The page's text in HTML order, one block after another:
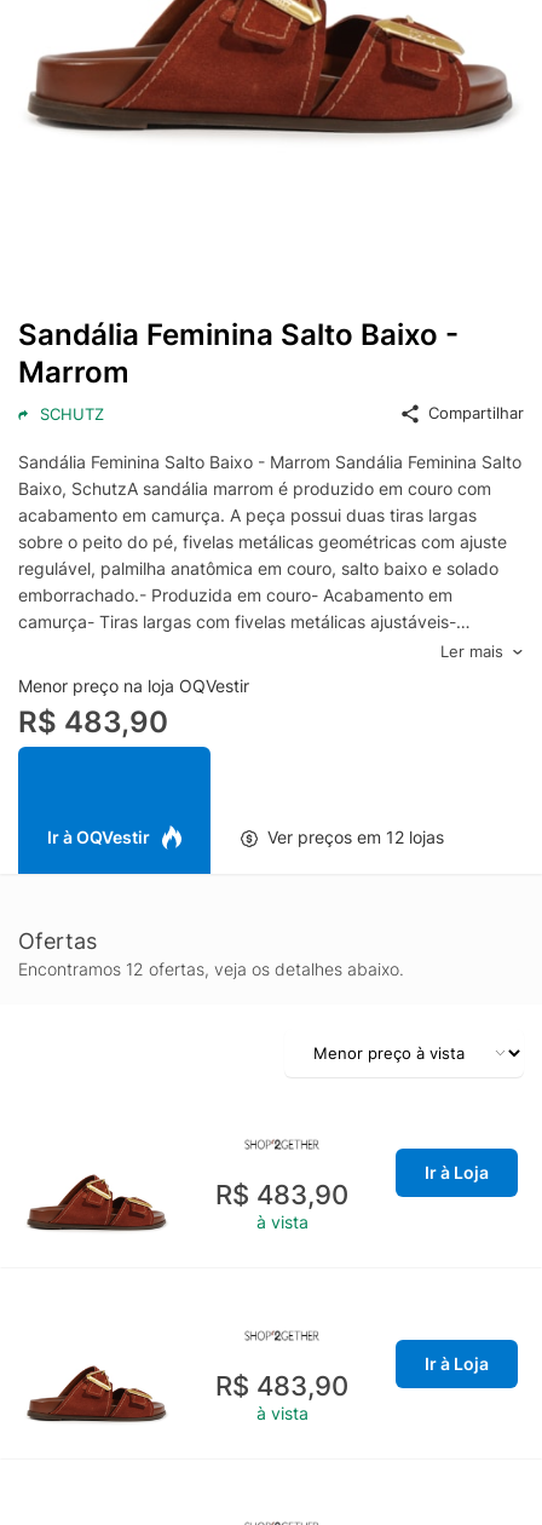
Sandália Feminina Salto Baixo -
Marrom
SCHUTZ Compartilhar
Sandália Feminina Salto Baixo - Marrom Sandália Feminina Salto
Baixo, SchutzA sandália marrom é produzido em couro com
acabamento em camurça. A peça possui duas tiras largas
sobre o peito do pé, fivelas metálicas geométricas com ajuste
regulável, palmilha anatômica em couro, salto baixo e solado
emborrachado.- Produzida em couro- Acabamento em
camurça- Tiras largas com fivelas metálicas ajustáveis-
emborrachadoEspecificações & Cuidados:Material: CouroCor:
MarromMarca: Schutz
Ler mais
Menor preço na loja OQVestir
R$ 483,90
Ir à OQVestir Ver preços em 12 lojas
Ofertas
Encontramos 12 ofertas, veja os detalhes abaixo.
R$ 483,90
à vista
Ir à Loja
R$ 483,90
à vista
Ir à Loja